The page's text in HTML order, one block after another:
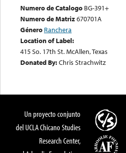
Numero de Catalogo BG-391+
Numero de Matriz670701A
Género Ranchera
Location of Label:
415 So. 17th St. McAllen, Texas
Donated By:Chris Strachwitz
Un proyecto conjunto
del UCLA Chicano Studies
Research Center,